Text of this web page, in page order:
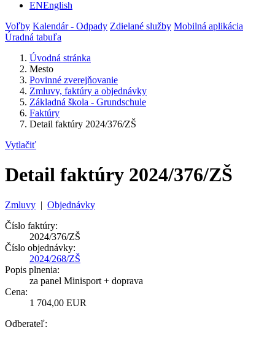
ENEnglish
Voľby Kalendár - Odpady Zdielané služby Mobilná aplikácia
Úradná tabuľa
Úvodná stránka
Mesto
Povinné zverejňovanie
Zmluvy, faktúry a objednávky
Základná škola - Grundschule
Faktúry
Detail faktúry 2024/376/ZŠ
Vytlačiť
Detail faktúry 2024/376/ZŠ
Zmluvy | Objednávky
Číslo faktúry:
2024/376/ZŠ
Číslo objednávky:
2024/268/ZŠ
Popis plnenia:
za panel Minisport + doprava
Cena:
1 704,00 EUR
Odberateľ: